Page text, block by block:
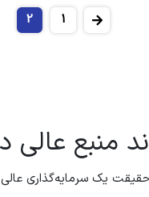
1
2
منبع عالی
یک سرمایه‌گذاری